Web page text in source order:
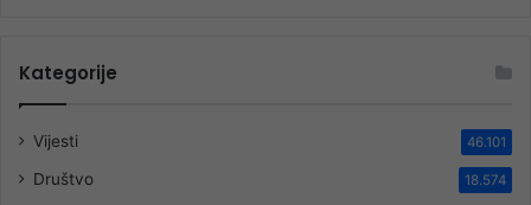
Kategorije
Vijesti 46.101
Društvo 18.574